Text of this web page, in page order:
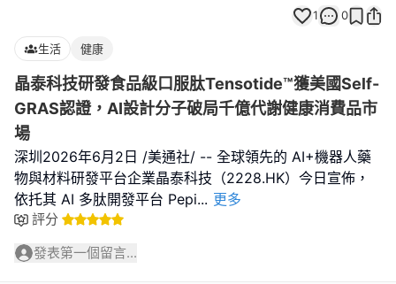
1 0
生活 健康
晶泰科技研發食品級口服肽Tensotide™獲美國Self-
GRAS認證，AI設計分子破局千億代謝健康消費品市
場
深圳2026年6月2日 /美通社/ -- 全球領先的 AI+機器人藥
物與材料研發平台企業晶泰科技（2228.HK）今日宣佈，
依托其 AI 多肽開發平台 Pepi... 更多
評分
發表第一個留言...